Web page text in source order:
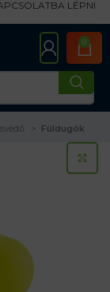
LÉPNI
0
Füldugók